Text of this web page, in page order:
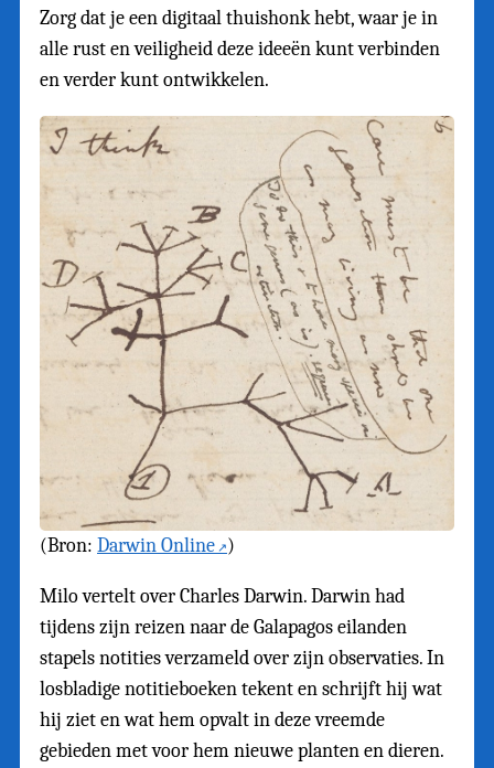
Zorg dat je een digitaal thuishonk hebt, waar je in
alle rust en veiligheid deze ideeën kunt verbinden
en verder kunt ontwikkelen.
(Bron: Darwin Online )
Milo vertelt over Charles Darwin. Darwin had
tijdens zijn reizen naar de Galapagos eilanden
stapels notities verzameld over zijn observaties. In
losbladige notitieboeken tekent en schrijft hij wat
hij ziet en wat hem opvalt in deze vreemde
gebieden met voor hem nieuwe planten en dieren.